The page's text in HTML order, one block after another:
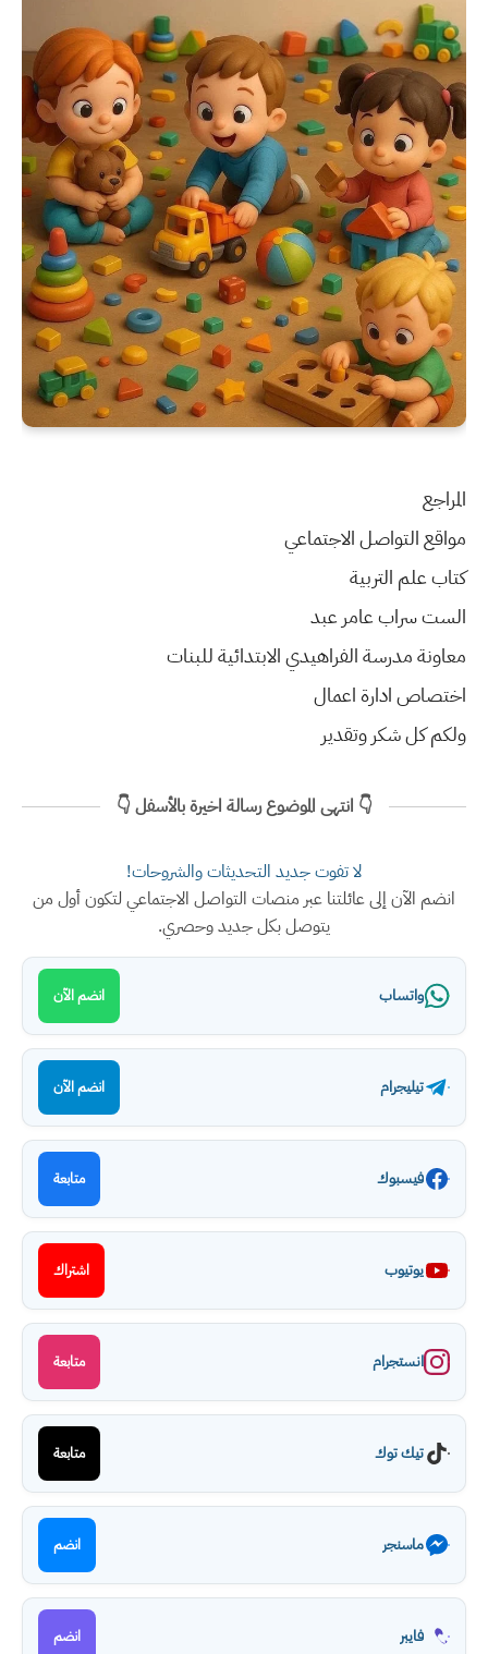
المراجع
مواقع التواصل الاجتماعي
كتاب علم التربية
الست سراب عامر عبد
معاونة مدرسة الفراهيدي الابتدائية للبنات
اختصاص ادارة اعمال
ولكم كل شكر وتقدير
👇 انتهى الموضوع رسالة اخيرة بالأسفل 👇
لا تفوت جديد التحديثات والشروحات!
انضم الآن إلى عائلتنا عبر منصات التواصل الاجتماعي لتكون أول من
يتوصل بكل جديد وحصري.
واتساب انضم الآن
تيليجرام انضم الآن
فيسبوك متابعة
يوتيوب اشتراك
انستجرام متابعة
تيك توك متابعة
ماسنجر انضم
فايبر انضم